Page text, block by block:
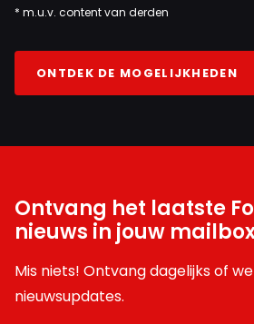
* m.u.v. content van derden
ONTDEK DE MOGELIJKHEDEN
Ontvang het laatste
nieuws in jouw
Mis niets! Ontvang dagelijks of
nieuwsupdates.